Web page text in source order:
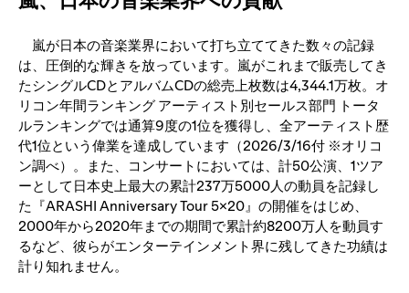
嵐が日本の音楽業界において打ち立ててきた数々の記録
は、圧倒的な輝きを放っています。嵐がこれまで販売してき
たシングルCDとアルバムCDの総売上枚数は4,344.1万枚。オ
リコン年間ランキング アーティスト別セールス部門 トータ
ルランキングでは通算9度の1位を獲得し、全アーティスト歴
代1位という偉業を達成しています（2026/3/16付 ※オリコ
ン調べ）。また、コンサートにおいては、計50公演、1ツア
ーとして日本史上最大の累計237万5000人の動員を記録し
た『ARASHI Anniversary Tour 5×20』の開催をはじめ、
2000年から2020年までの期間で累計約8200万人を動員す
るなど、彼らがエンターテインメント界に残してきた功績は
計り知れません。